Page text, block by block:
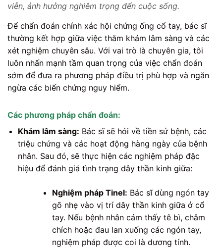
viễn, ảnh hưởng nghiêm trọng đến cuộc sống.
Để chẩn đoán chính xác hội chứng ống cổ tay, bác sĩ
thường kết hợp giữa việc thăm khám lâm sàng và các
xét nghiệm chuyên sâu. Với vai trò là chuyên gia, tôi
luôn nhấn mạnh tầm quan trọng của việc chẩn đoán
sớm để đưa ra phương pháp điều trị phù hợp và ngăn
ngừa các biến chứng nguy hiểm.
Các phương pháp chẩn đoán:
Khám lâm sàng: Bác sĩ sẽ hỏi về tiền sử bệnh, các
triệu chứng và các hoạt động hàng ngày của bệnh
nhân. Sau đó, sẽ thực hiện các nghiệm pháp đặc
hiệu để đánh giá tình trạng dây thần kinh giữa:
Nghiệm pháp Tinel: Bác sĩ dùng ngón tay
gõ nhẹ vào vị trí dây thần kinh giữa ở cổ
tay. Nếu bệnh nhân cảm thấy tê bì, châm
chích hoặc đau lan xuống các ngón tay,
nghiệm pháp được coi là dương tính.